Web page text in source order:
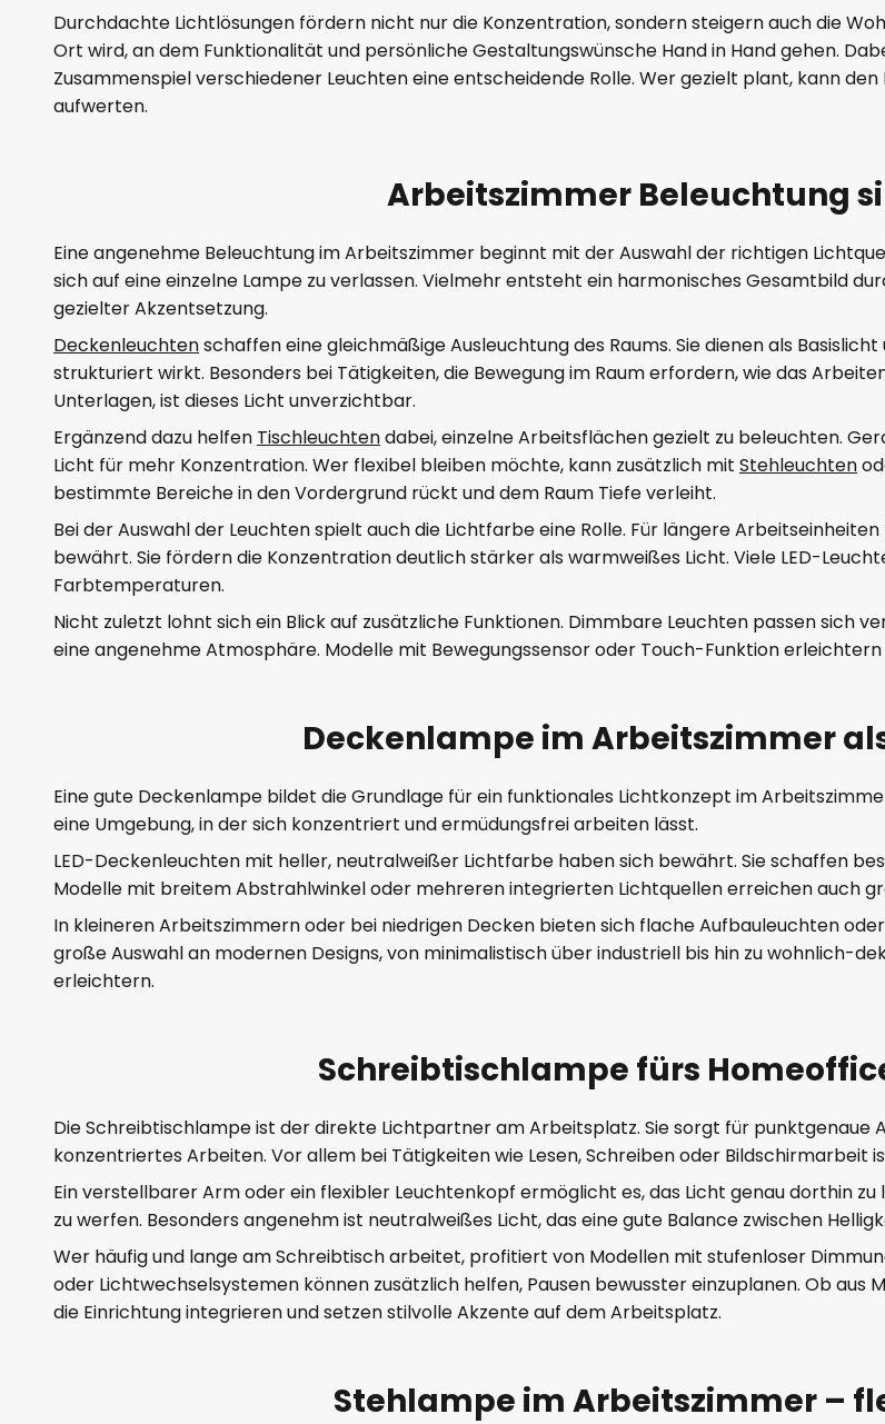
Durchdachte Lichtlösungen fördern nicht nur die Konzentration, sondern steigern auch die
Ort wird, an dem Funktionalität und persönliche Gestaltungswünsche Hand in Hand gehen.
Zusammenspiel verschiedener Leuchten eine entscheidende Rolle. Wer gezielt plant, kann
aufwerten.
Arbeitszimmer Beleuchtung
Eine angenehme Beleuchtung im Arbeitszimmer beginnt mit der Auswahl der richtigen
sich auf eine einzelne Lampe zu verlassen. Vielmehr entsteht ein harmonisches Gesamtbild
gezielter Akzentsetzung.
Deckenleuchtenschaffen eine gleichmäßige Ausleuchtung des Raums. Sie dienen als
strukturiert wirkt. Besonders bei Tätigkeiten, die Bewegung im Raum erfordern, wie das
Unterlagen, ist dieses Licht unverzichtbar.
Ergänzend dazu helfen Tischleuchtendabei, einzelne Arbeitsflächen gezielt zu beleuchten.
Licht für mehr Konzentration. Wer flexibel bleiben möchte, kann zusätzlich mit Stehleuchten
bestimmte Bereiche in den Vordergrund rückt und dem Raum Tiefe verleiht.
Bei der Auswahl der Leuchten spielt auch die Lichtfarbe eine Rolle. Für längere
bewährt. Sie fördern die Konzentration deutlich stärker als warmweißes Licht. Viele LED-
Farbtemperaturen.
Nicht zuletzt lohnt sich ein Blick auf zusätzliche Funktionen. Dimmbare Leuchten passen sich
eine angenehme Atmosphäre. Modelle mit Bewegungssensor oder Touch-Funktion
Deckenlampe im Arbeitszimmer
Eine gute Deckenlampe bildet die Grundlage für ein funktionales Lichtkonzept im
eine Umgebung, in der sich konzentriert und ermüdungsfrei arbeiten lässt.
LED-Deckenleuchten mit heller, neutralweißer Lichtfarbe haben sich bewährt. Sie schaffen
Modelle mit breitem Abstrahlwinkel oder mehreren integrierten Lichtquellen erreichen auch
In kleineren Arbeitszimmern oder bei niedrigen Decken bieten sich flache Aufbauleuchten
große Auswahl an modernen Designs, von minimalistisch über industriell bis hin zu wohnlich-
erleichtern.
Schreibtischlampe fürs
Die Schreibtischlampe ist der direkte Lichtpartner am Arbeitsplatz. Sie sorgt für punktgenaue
konzentriertes Arbeiten. Vor allem bei Tätigkeiten wie Lesen, Schreiben oder Bildschirmarbeit
Ein verstellbarer Arm oder ein flexibler Leuchtenkopf ermöglicht es, das Licht genau dorthin
zu werfen. Besonders angenehm ist neutralweißes Licht, das eine gute Balance zwischen
Wer häufig und lange am Schreibtisch arbeitet, profitiert von Modellen mit stufenloser
oder Lichtwechselsystemen können zusätzlich helfen, Pausen bewusster einzuplanen. Ob aus
die Einrichtung integrieren und setzen stilvolle Akzente auf dem Arbeitsplatz.
Stehlampe im Arbeitszimmer –